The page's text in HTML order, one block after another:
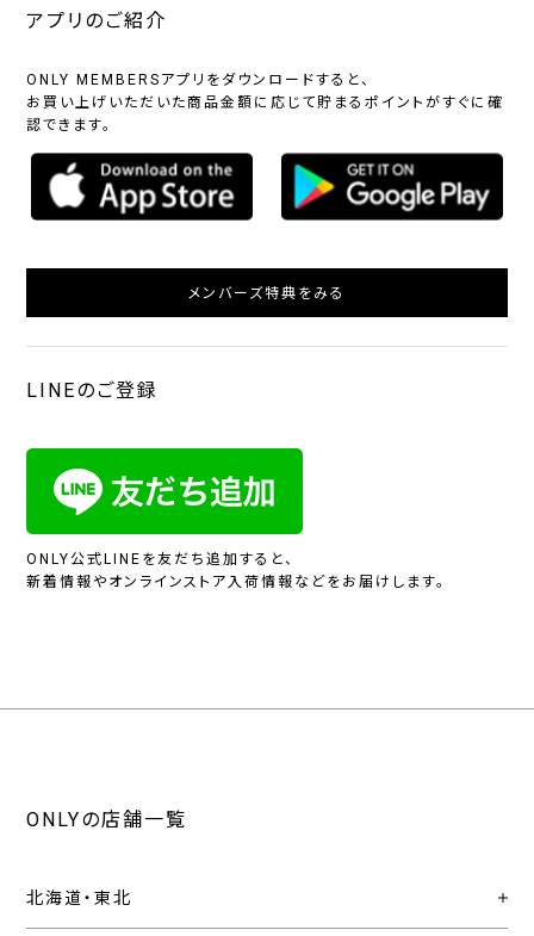
アプリのご紹介
ONLY MEMBERSアプリをダウンロードすると、
お買い上げいただいた商品金額に応じて貯まるポイントがすぐに確
認できます。
メンバーズ特典をみる
LINEのご登録
ONLY公式LINEを友だち追加すると、
新着情報やオンラインストア入荷情報などをお届けします。
ONLYの店舗一覧
北海道・東北